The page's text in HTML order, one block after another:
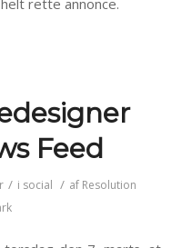
Feed
/ i social / af Resolution